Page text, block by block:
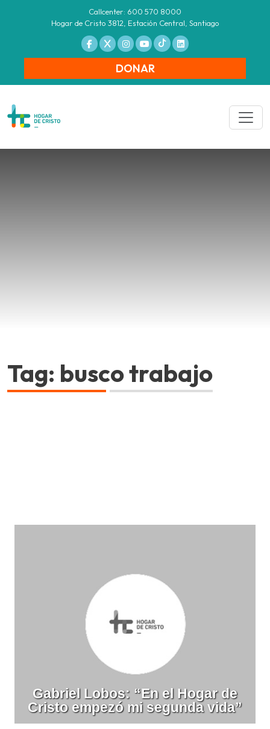
Callcenter: 600 570 8000
Hogar de Cristo 3812, Estación Central, Santiago
DONAR
Tag: busco trabajo
Gabriel Lobos: “En el Hogar de
Cristo empezó mi segunda vida”